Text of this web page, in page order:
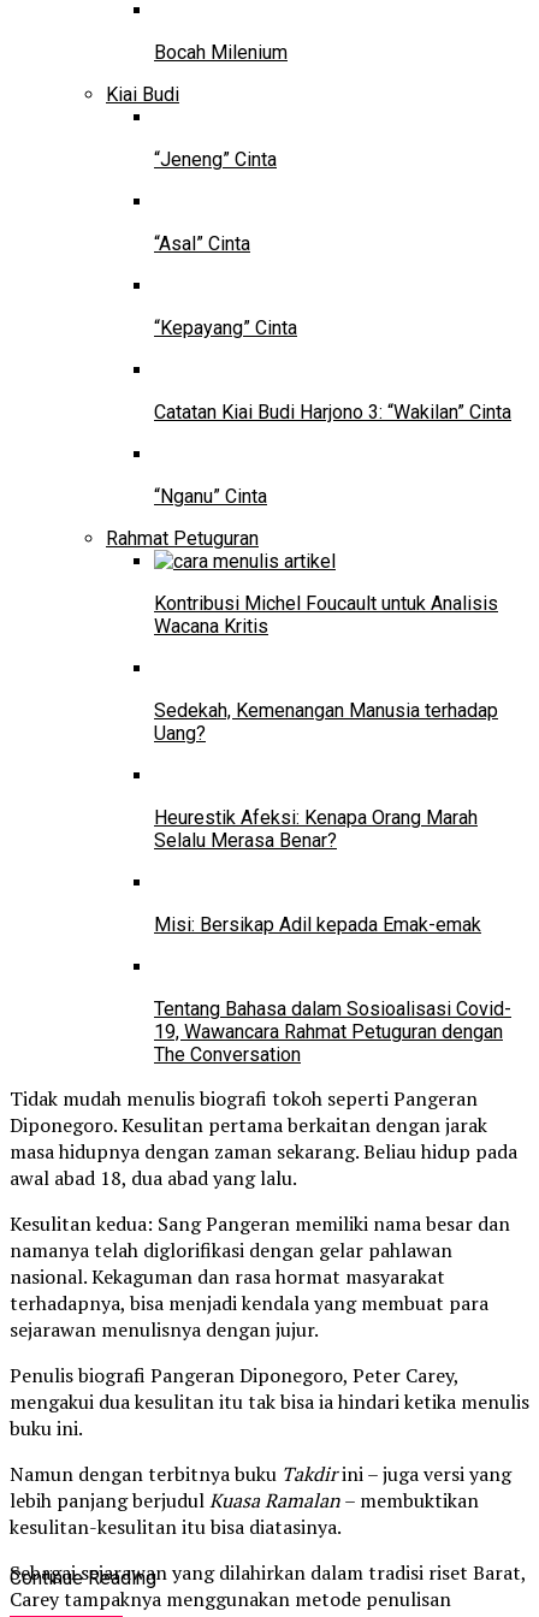
Bocah Milenium
Kiai Budi
“Jeneng” Cinta
“Asal” Cinta
“Kepayang” Cinta
Catatan Kiai Budi Harjono 3: “Wakilan” Cinta
“Nganu” Cinta
Rahmat Petuguran
Kontribusi Michel Foucault untuk Analisis
Wacana Kritis
Sedekah, Kemenangan Manusia terhadap
Uang?
Heurestik Afeksi: Kenapa Orang Marah
Selalu Merasa Benar?
Misi: Bersikap Adil kepada Emak-emak
Tentang Bahasa dalam Sosioalisasi Covid-
19, Wawancara Rahmat Petuguran dengan
The Conversation
Tidak mudah menulis biografi tokoh seperti Pangeran
Diponegoro. Kesulitan pertama berkaitan dengan jarak
masa hidupnya dengan zaman sekarang. Beliau hidup pada
awal abad 18, dua abad yang lalu.
Kesulitan kedua: Sang Pangeran memiliki nama besar dan
namanya telah diglorifikasi dengan gelar pahlawan
nasional. Kekaguman dan rasa hormat masyarakat
terhadapnya, bisa menjadi kendala yang membuat para
sejarawan menulisnya dengan jujur.
Penulis biografi Pangeran Diponegoro, Peter Carey,
mengakui dua kesulitan itu tak bisa ia hindari ketika menulis
buku ini.
Namun dengan terbitnya buku Takdirini – juga versi yang
lebih panjang berjudulKuasa Ramalan– membuktikan
kesulitan-kesulitan itu bisa diatasinya.
Sebagai sejarawan yang dilahirkan dalam tradisi riset Barat,
Carey tampaknya menggunakan metode penulisan
Continue Reading